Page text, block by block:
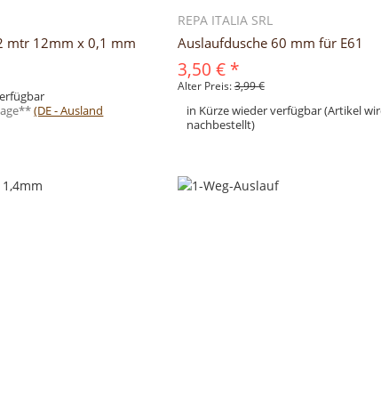
mtr 12mm x 0,1 mm
(DE - Ausland
REPA ITALIA SRL
Auslaufdusche 60 mm für E61
3,50 € *
Alter Preis:3,99 €
in Kürze wieder verfügbar (Artikel
nachbestellt)